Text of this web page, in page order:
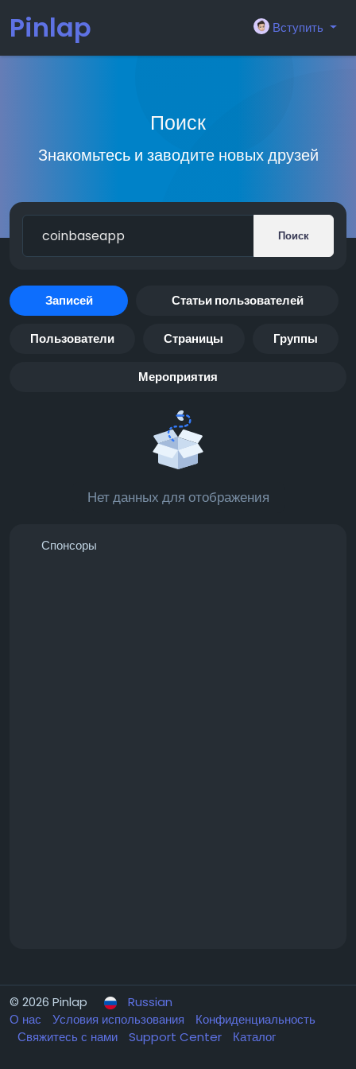
Pinlap Вступить
Поиск
Знакомьтесь и заводите новых друзей
Поиск
Записей Статьи пользователей
Пользователи Страницы Группы
Мероприятия
Нет данных для отображения
Спонсоры
© 2026 Pinlap
Russian
О нас
Условия использования
Конфиденциальность
Свяжитесь с нами
Support Center Каталог